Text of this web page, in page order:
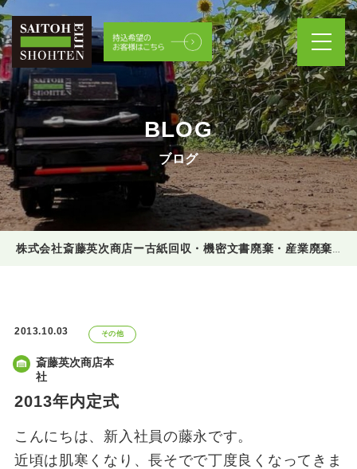
BLOG
ブログ
2013.10.03 その他
斎藤英次商店本
社
2013年内定式
こんにちは、新入社員の藤永です。
近頃は肌寒くなり、長そでで丁度良くなってきま